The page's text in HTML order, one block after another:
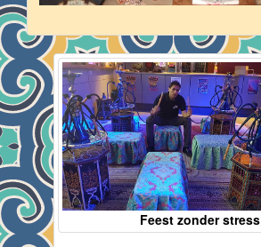
Feest zonder stress